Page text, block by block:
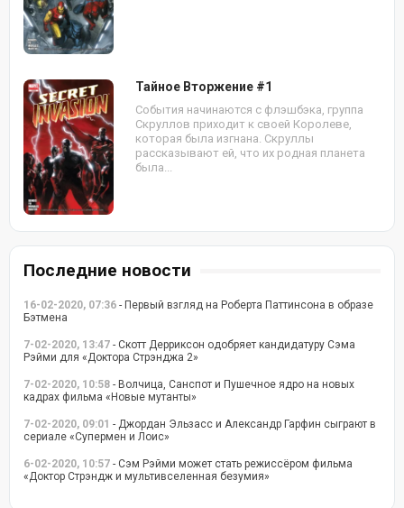
Тайное Вторжение #1
События начинаются с флэшбэка, группа
Скруллов приходит к своей Королеве,
которая была изгнана. Скруллы
рассказывают ей, что их родная планета
была...
Последние новости
16-02-2020, 07:36 - Первый взгляд на Роберта Паттинсона в образе
Бэтмена
7-02-2020, 13:47 - Скотт Дерриксон одобряет кандидатуру Сэма
Рэйми для «Доктора Стрэнджа 2»
7-02-2020, 10:58 - Волчица, Санспот и Пушечное ядро на новых
кадрах фильма «Новые мутанты»
7-02-2020, 09:01 - Джордан Эльзасс и Александр Гарфин сыграют в
сериале «Супермен и Лоис»
6-02-2020, 10:57 - Сэм Рэйми может стать режиссёром фильма
«Доктор Стрэндж и мультивселенная безумия»